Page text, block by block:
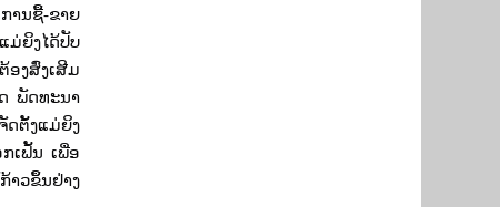
ານຊື້-ຂາຍ
ມ່ຍິງໄດ້ປັບ
ງສົ່ງເສີມ
ພັດທະນາ
ຕັ້ງແມ່ຍິງ
ເຟັ້ນ ເພື່ອ
າວຂຶ້ນຢ່າງ